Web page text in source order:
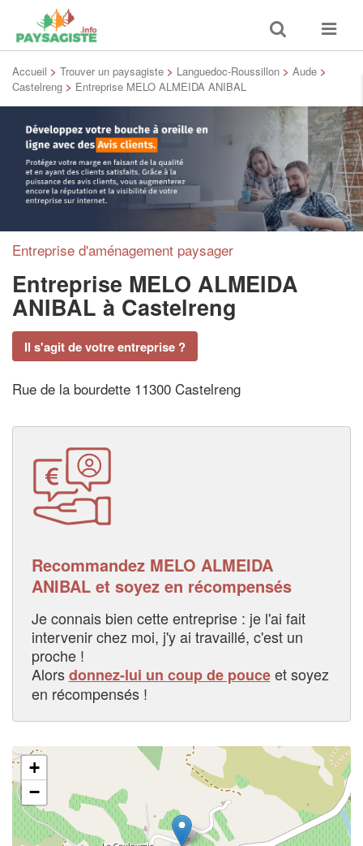
Toggle
search
Toggle
Accueil > Trouver un paysagiste > Languedoc-Roussillon > Aude >
Castelreng > Entreprise MELO ALMEIDA ANIBAL
Entreprise d'aménagement paysager
Entreprise MELO ALMEIDA
ANIBAL à Castelreng
Il s'agit de votre entreprise ?
Rue de la bourdette 11300 Castelreng
Recommandez MELO ALMEIDA
ANIBAL et soyez en récompensés
Je connais bien cette entreprise : je l'ai fait
intervenir chez moi, j'y ai travaillé, c'est un
proche !
Alorsdonnez-lui un coup de pouceet soyez
en récompensés !
+
−